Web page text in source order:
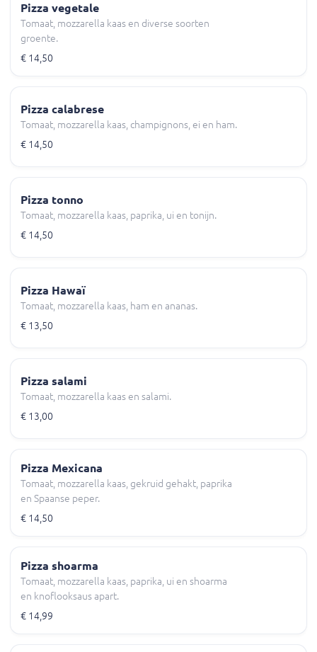
Pizza vegetale
Tomaat, mozzarella kaas en diverse soorten
groente.
€ 14,50
Pizza calabrese
Tomaat, mozzarella kaas, champignons, ei en ham.
€ 14,50
Pizza tonno
Tomaat, mozzarella kaas, paprika, ui en tonijn.
€ 14,50
Pizza Hawaï
Tomaat, mozzarella kaas, ham en ananas.
€ 13,50
Pizza salami
Tomaat, mozzarella kaas en salami.
€ 13,00
Pizza Mexicana
Tomaat, mozzarella kaas, gekruid gehakt, paprika
en Spaanse peper.
€ 14,50
Pizza shoarma
Tomaat, mozzarella kaas, paprika, ui en shoarma
en knoflooksaus apart.
€ 14,99